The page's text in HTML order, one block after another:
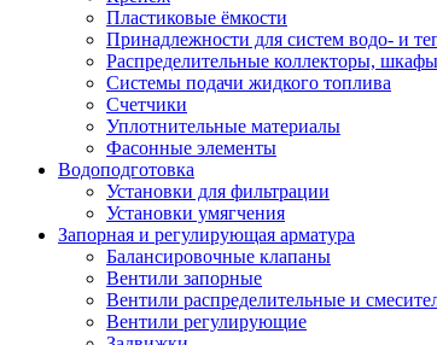
Пластиковые ёмкости
Принадлежности для систем водо- и
Распределительные коллекторы,
Системы подачи жидкого топлива
Счетчики
Уплотнительные материалы
Фасонные элементы
Водоподготовка
Установки для фильтрации
Установки умягчения
Запорная и регулирующая арматура
Балансировочные клапаны
Вентили запорные
Вентили распределительные и
Вентили регулирующие